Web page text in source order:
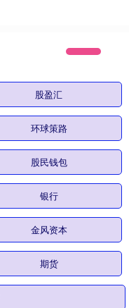
股盈汇
环球策路
股民钱包
银行
金风资本
期货